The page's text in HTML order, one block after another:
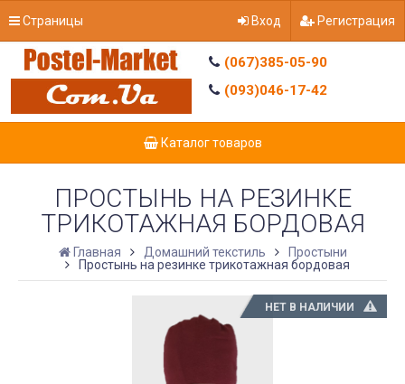
Страницы Вход Регистрация
(067)385-05-90
(093)046-17-42
Каталог товаров
ПРОСТЫНЬ НА РЕЗИНКЕ
ТРИКОТАЖНАЯ БОРДОВАЯ
Главная Домашний текстиль
Простыни
Простынь на резинке трикотажная бордовая
НЕТ В НАЛИЧИИ